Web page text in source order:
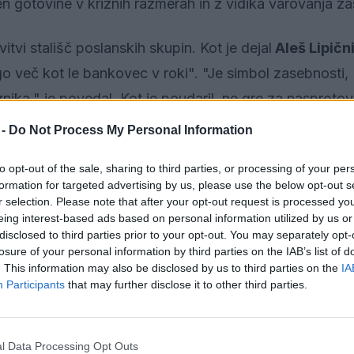
Do Not Process My Personal Information
opt-out of the sale, sharing to third parties, or processing of your
for targeted advertising by us, please use the below opt-out
selection. Please note that after your opt-out request is processed
interest-based ads based on personal information utilized by us
to third parties prior to your opt-out. You may separately
of your personal information by third parties on the IAB’s list of
This information may also be disclosed by us to third parties on the
Participants that may further disclose it to other third parties.
Data Processing Opt Outs
gotovine v kriznih razmerah in z vidika varovanja
stališč poslanskih skupin. Kot je dejal Aleš
več kot le bankovec v roki". "Je simbol zasebnosti,
je povedal. Kot je poudaril, ne gre za
izbire.
z vpisom pravice do uporabe gotovine v ustavo
izbiro. Gotovina poleg tega po njenih besedah
digitalni sistemi odpovedo zaradi izpadov